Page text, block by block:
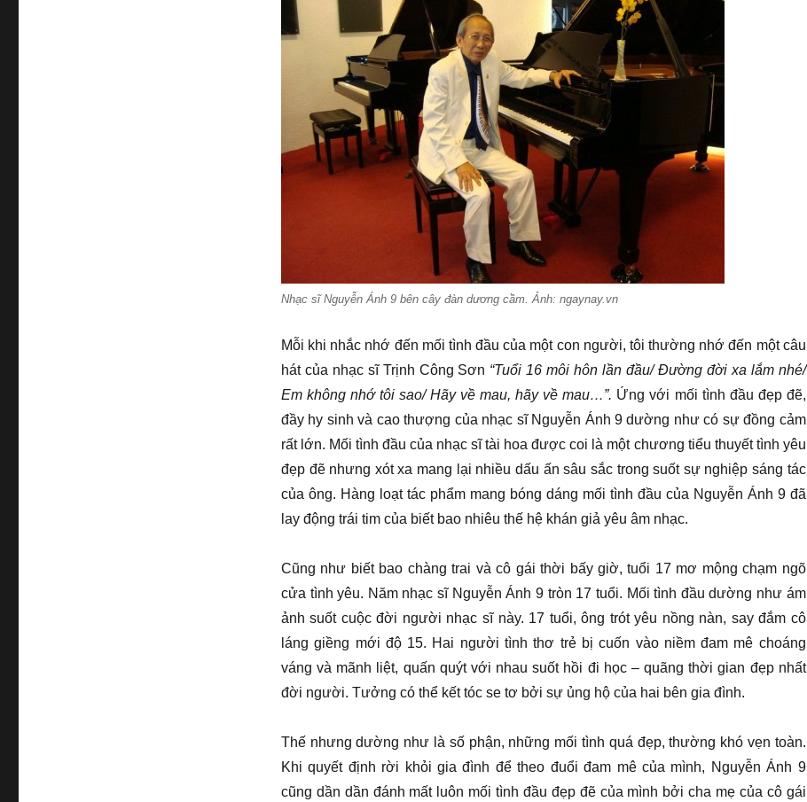
Nhạc sĩ Nguyễn Ánh 9 bên cây đàn dương cầm. Ảnh: ngaynay.vn
Mỗi khi nhắc nhớ đến mối tình đầu của một con người, tôi thường nhớ đến một câu
hát của nhạc sĩ Trịnh Công Sơn “Tuổi 16 môi hôn lần đầu/ Đường đời xa lắm nhé/
Em không nhớ tôi sao/ Hãy về mau, hãy về mau…”. Ứng với mối tình đầu đẹp đẽ,
đầy hy sinh và cao thượng của nhạc sĩ Nguyễn Ánh 9 dường như có sự đồng cảm
rất lớn. Mối tình đầu của nhạc sĩ tài hoa được coi là một chương tiểu thuyết tình yêu
đẹp đẽ nhưng xót xa mang lại nhiều dấu ấn sâu sắc trong suốt sự nghiệp sáng tác
của ông. Hàng loạt tác phẩm mang bóng dáng mối tình đầu của Nguyễn Ánh 9 đã
lay động trái tim của biết bao nhiêu thế hệ khán giả yêu âm nhạc.
Cũng như biết bao chàng trai và cô gái thời bấy giờ, tuổi 17 mơ mộng chạm ngõ
cửa tình yêu. Năm nhạc sĩ Nguyễn Ánh 9 tròn 17 tuổi. Mối tình đầu dường như ám
ảnh suốt cuộc đời người nhạc sĩ này. 17 tuổi, ông trót yêu nồng nàn, say đắm cô
láng giềng mới độ 15. Hai người tình thơ trẻ bị cuốn vào niềm đam mê choáng
váng và mãnh liệt, quấn quýt với nhau suốt hồi đi học – quãng thời gian đẹp nhất
đời người. Tưởng có thể kết tóc se tơ bởi sự ủng hộ của hai bên gia đình.
Thế nhưng dường như là số phận, những mối tình quá đẹp, thường khó vẹn toàn.
Khi quyết định rời khỏi gia đình để theo đuổi đam mê của mình, Nguyễn Ánh 9
cũng dần dần đánh mất luôn mối tình đầu đẹp đẽ của mình bởi cha mẹ của cô gái